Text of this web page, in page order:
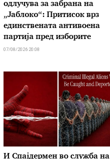
одлучува за забрана на
„Јаблоко“: Притисок врз
единствената антивоена
партија пред изборите
07/08/2026 20:08
И Спајдермен во служба на